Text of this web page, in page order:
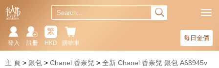
每日金價
購物車
繁
HKD
註冊
登入
主 頁 銀包 Chanel 香奈兒
全新 Chanel 香奈兒 銀包 A68945v